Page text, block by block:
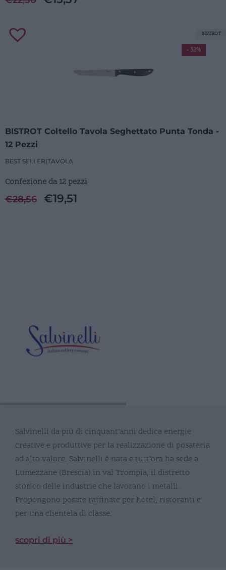
BISTROT Coltello Tavola Seghettato Punta Tonda -
12 Pezzi
BEST SELLER|TAVOLA
Confezione da 12 pezzi
€28,56 €19,51
- 32%
BISTROT
Salvinelli da più di cinquant’anni dedica energie
creative e produttive per la realizzazione di posateria
ad alto valore. Salvinelli è nata e tutt’ora ha sede a
Lumezzane (Brescia) in val Trompia, il distretto
storico delle industrie che lavorano i metalli.
Propongono posate raffinate per hotel, ristoranti e
per una clientela di classe.
scopri di più >